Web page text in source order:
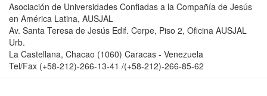
Asociación de Universidades Confiadas a la Compañía de Jesús
en América Latina, AUSJAL
Av. Santa Teresa de Jesús Edif. Cerpe, Piso 2, Oficina AUSJAL
Urb.
La Castellana, Chacao (1060) Caracas - Venezuela
Tel/Fax (+58-212)-266-13-41 /(+58-212)-266-85-62